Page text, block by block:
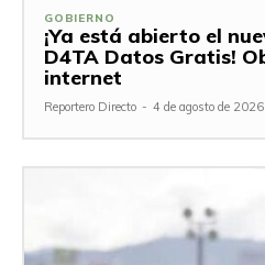
GOBIERNO
¡Ya está abierto el
D4TA Datos Gratis!
internet
Reportero Directo - 4 de agosto de 2026